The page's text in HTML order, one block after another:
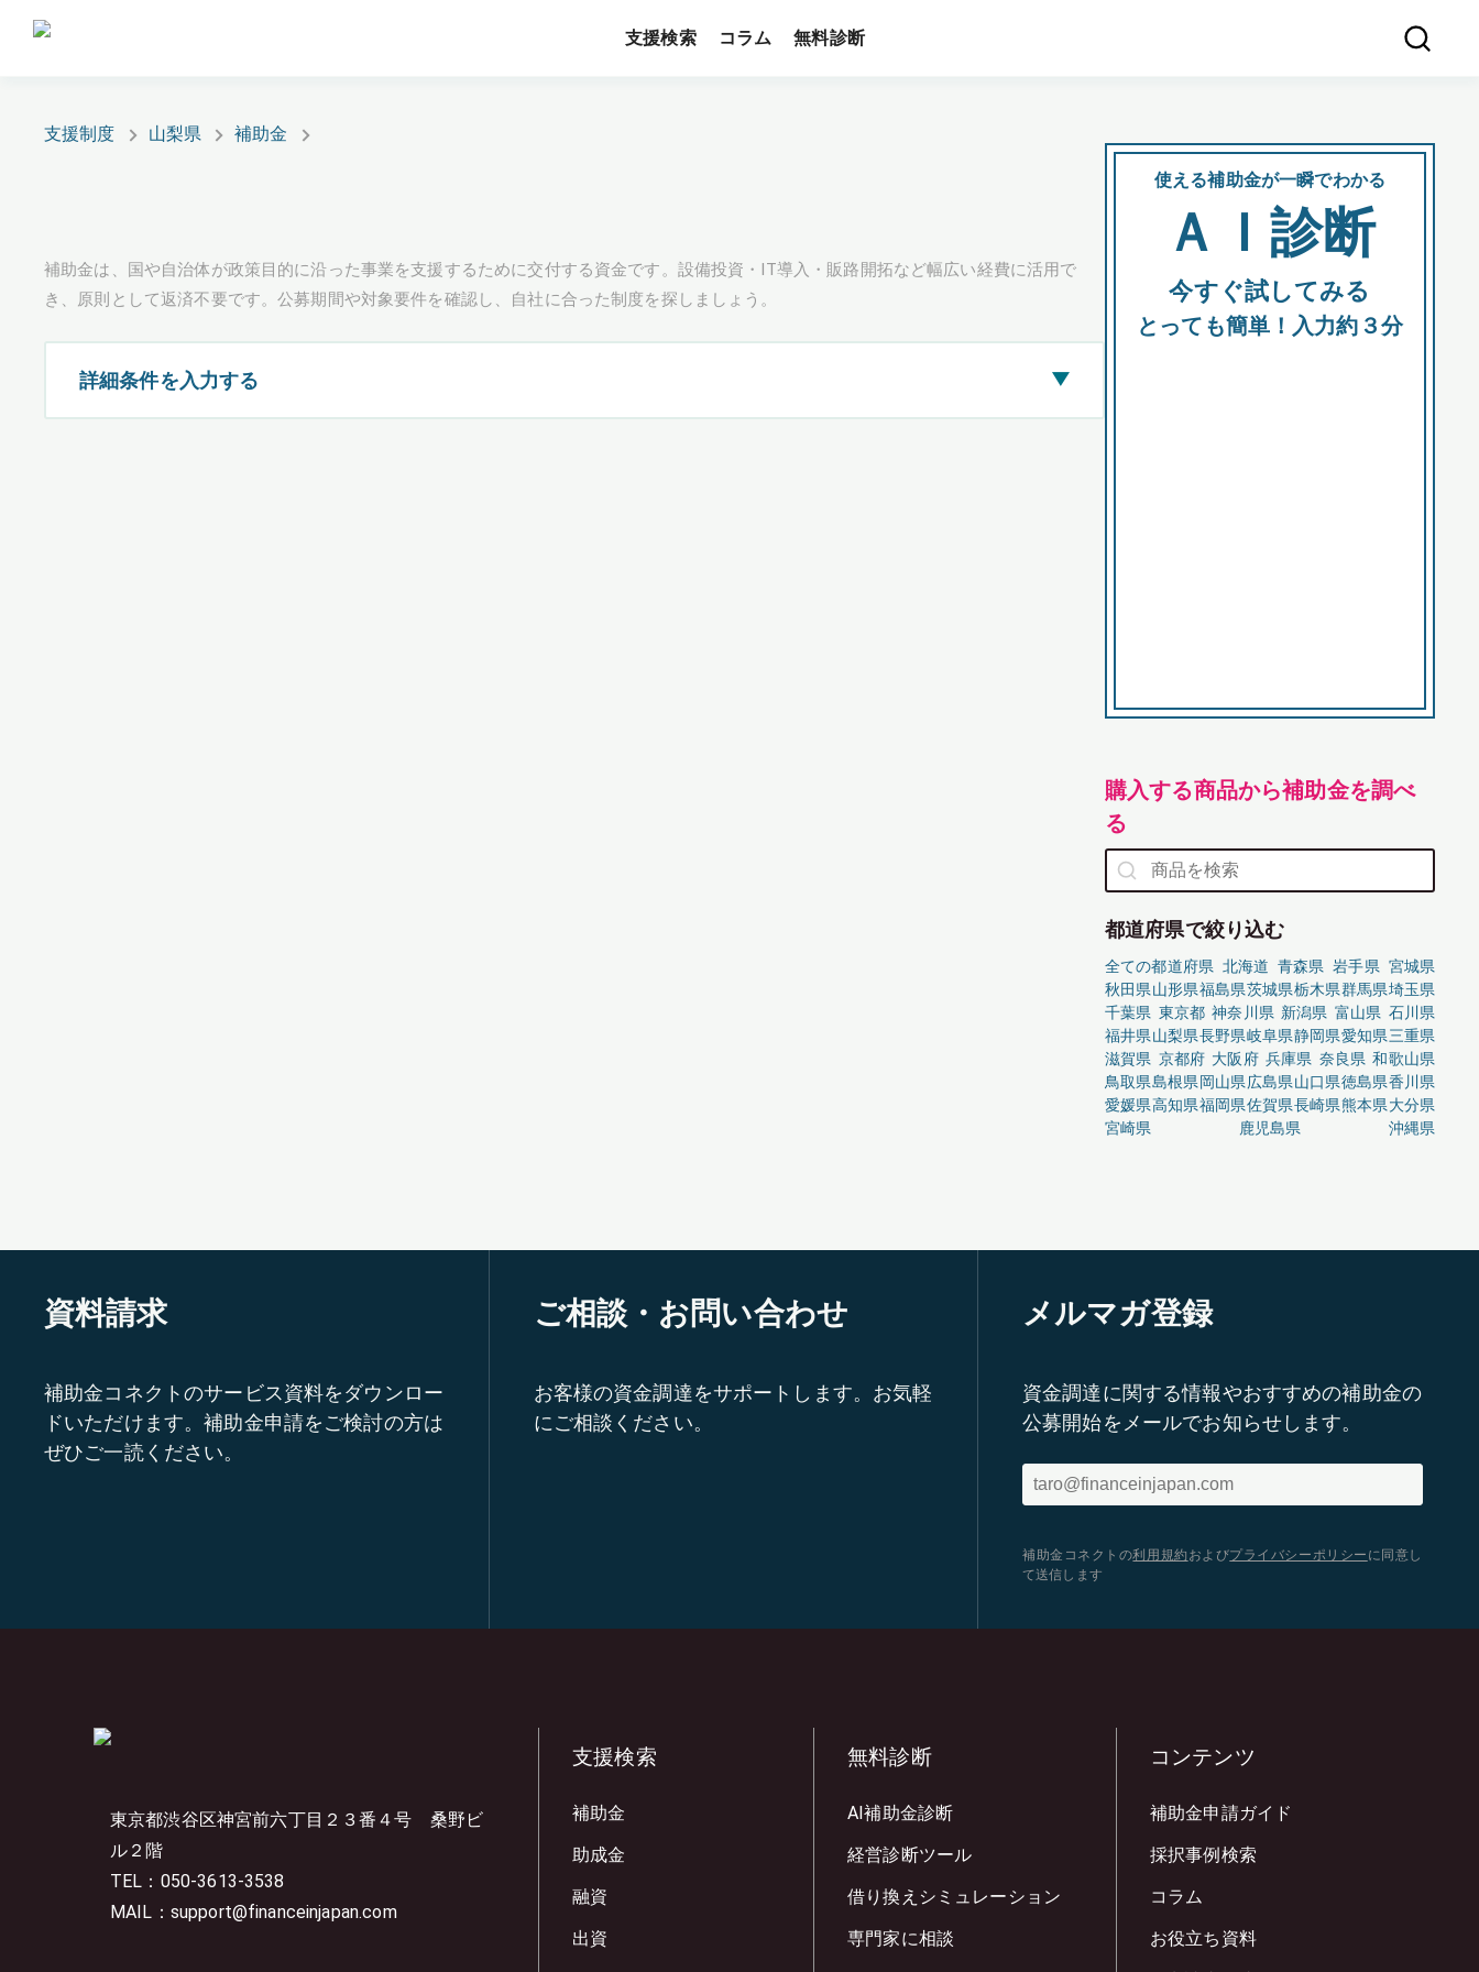
支援検索 コラム 無料診断
支援制度 山梨県 補助金
補助金は、国や自治体が政策目的に沿った事業を支援するために交付する資金です。設備投資・IT導入・販路開拓など幅広い経費に活用で
き、原則として返済不要です。公募期間や対象要件を確認し、自社に合った制度を探しましょう。
詳細条件を入力する ▶
使える補助金が一瞬でわかる
ＡＩ診断
今すぐ試してみる
とっても簡単！入力約３分
購入する商品から補助金を調べ
る
都道府県で絞り込む
全ての都道府県 北海道 青森県 岩手県 宮城県
秋田県山形県福島県茨城県栃木県群馬県埼玉県
千葉県 東京都 神奈川県 新潟県 富山県 石川県
福井県山梨県長野県岐阜県静岡県愛知県三重県
滋賀県 京都府 大阪府 兵庫県 奈良県 和歌山県
鳥取県島根県岡山県広島県山口県徳島県香川県
愛媛県高知県福岡県佐賀県長崎県熊本県大分県
宮崎県
鹿児島県 沖縄県
資料請求
補助金コネクトのサービス資料をダウンロー
ドいただけます。補助金申請をご検討の方は
ぜひご一読ください。
ご相談・お問い合わせ
お客様の資金調達をサポートします。お気軽
にご相談ください。
メルマガ登録
資金調達に関する情報やおすすめの補助金の
公募開始をメールでお知らせします。
補助金コネクトの利用規約 およびプライバシーポリシー に同意し
て送信します
東京都渋谷区神宮前六丁目２３番４号 桑野ビ
ル２階
TEL：050-3613-3538
MAIL：support@financeinjapan.com
支援検索
補助金
助成金
融資
出資
無料診断
AI補助金診断
経営診断ツール
借り換えシミュレーション
専門家に相談
コンテンツ
補助金申請ガイド
採択事例検索
コラム
お役立ち資料